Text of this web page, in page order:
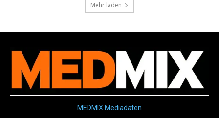
Mehr laden
MEDMIX Mediadaten